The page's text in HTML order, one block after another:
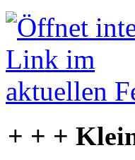
+ + +